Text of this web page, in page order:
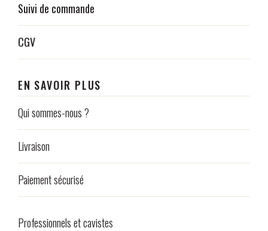
Suivi de commande
CGV
EN SAVOIR PLUS
Qui sommes-nous ?
Livraison
Paiement sécurisé
Professionnels et cavistes